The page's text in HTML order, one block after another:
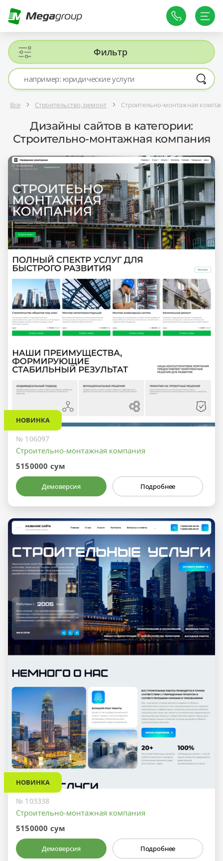
Фильтр
Все Строительство, ремонт Строительно-монтажная
Дизайны сайтов в категории:
Строительно-монтажная компания
НОВИНКА
№ 106097
Строительно-монтажная компания
5150000 сум
Демоверсия Подробнее
НОВИНКА
№ 103338
Строительно-монтажная компания
5150000 сум
Демоверсия Подробнее